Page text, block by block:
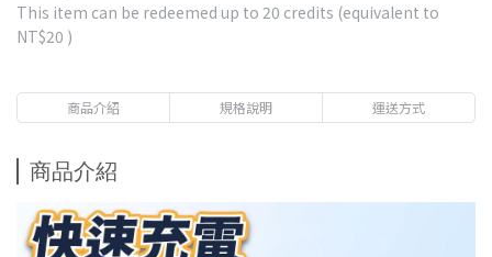
This item can be redeemed up to 20 credits (equivalent to
NT$20 )
商品介紹 規格說明 運送方式
商品介紹